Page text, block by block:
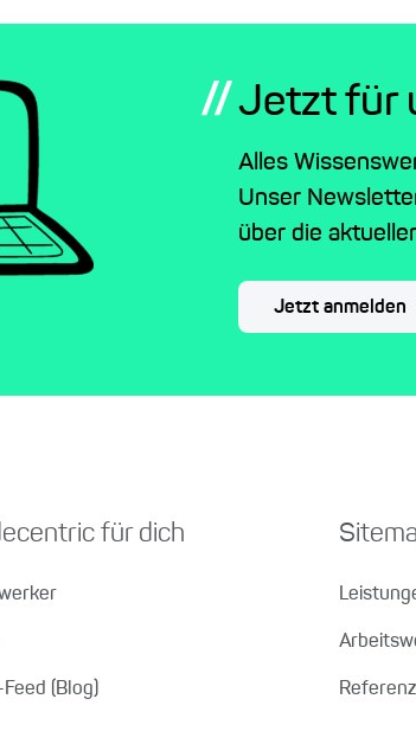
//Jetzt für
Alles
Unser
über die
Jetzt anmelden
für dich
Feed (Blog)